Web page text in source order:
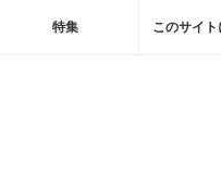
特集 このサイト